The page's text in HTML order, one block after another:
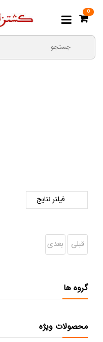
0
فیلتر نتایج
قبلی بعدی
گروه ها
محصولات ویژه